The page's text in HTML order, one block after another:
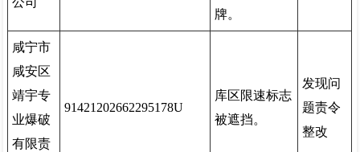
牌。
咸宁市
咸安区
靖宇专
业爆破
有限责
91421202662295178U
库区限速标志
被遮挡。
发现问
题责令
整改